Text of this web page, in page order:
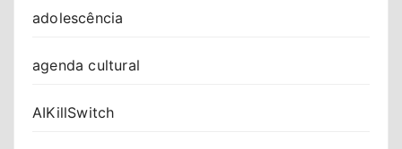
adolescência
agenda cultural
AIKillSwitch